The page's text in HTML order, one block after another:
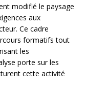
modifié le paysage
aux
Ce cadre
formatifs tout
les
porte sur les
cette activité